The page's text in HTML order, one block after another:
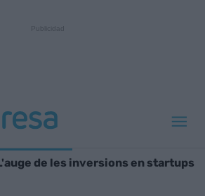
de les inversions en startups